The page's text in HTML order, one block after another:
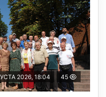
2026, 18:04 45